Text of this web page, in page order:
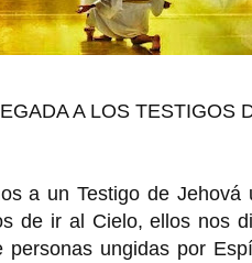
A LOS TESTIGOS
a un Testigo de
de ir al Cielo, ellos nos
ungidas por